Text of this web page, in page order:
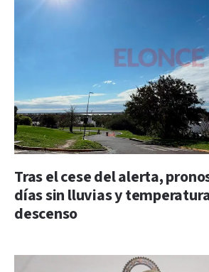
Tras el cese del alerta,
días sin lluvias y
descenso